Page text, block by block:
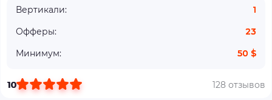
Вертикали:
1
Офферы:
23
Минимум:
50 $
10 128 отзывов